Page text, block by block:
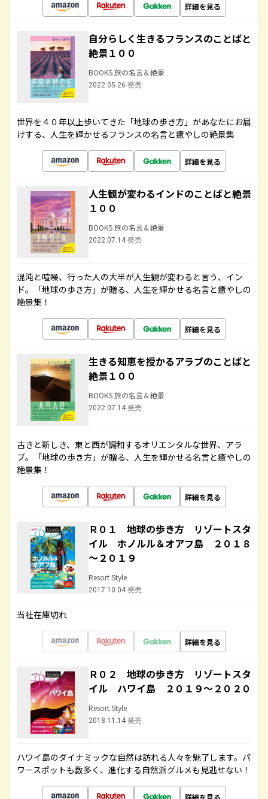
詳細を見る
自分らしく生きるフランスのことばと
絶景１００
BOOKS 旅の名言＆絶景
2022.05.26 発売
世界を４０年以上歩いてきた「地球の歩き方」があなたにお届
けする、人生を輝かせるフランスの名言と癒やしの絶景集
詳細を見る
人生観が変わるインドのことばと絶景
１００
BOOKS 旅の名言＆絶景
2022.07.14 発売
混沌と喧噪、行った人の大半が人生観が変わると言う、イン
ド。「地球の歩き方」が贈る、人生を輝かせる名言と癒やしの
絶景集！
詳細を見る
生きる知恵を授かるアラブのことばと
絶景１００
BOOKS 旅の名言＆絶景
2022.07.14 発売
古きと新しき、東と西が調和するオリエンタルな世界、アラ
ブ。「地球の歩き方」が贈る、人生を輝かせる名言と癒やしの
絶景集！
詳細を見る
Ｒ０１ 地球の歩き方 リゾートスタ
イル ホノルル＆オアフ島 ２０１８
～２０１９
Resort Style
2017.10.04 発売
当社在庫切れ
詳細を見る
Ｒ０２ 地球の歩き方 リゾートスタ
イル ハワイ島 ２０１９～２０２０
Resort Style
2018.11.14 発売
ハワイ島のダイナミックな自然は訪れる人々を魅了します。パ
ワースポットも数多く、進化する自然派グルメも見逃せない！
詳細を見る